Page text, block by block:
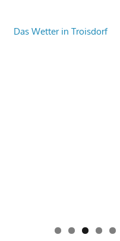
Das Wetter in Troisdorf